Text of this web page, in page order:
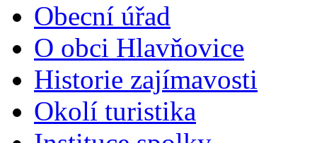
Obecní úřad
O obci Hlavňovice
Historie zajímavosti
Okolí turistika